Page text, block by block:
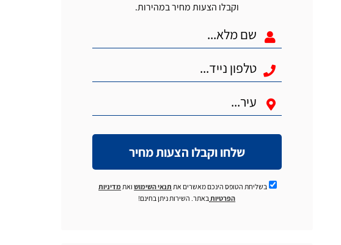
וקבלו הצעות מחיר במהירות.
שלחו וקבלו הצעות מחיר
בשליחת הטופס הינכם מאשרים את תנאי השימושואתמדיניות
הפרטיותבאתר. השירות ניתן בחינם!